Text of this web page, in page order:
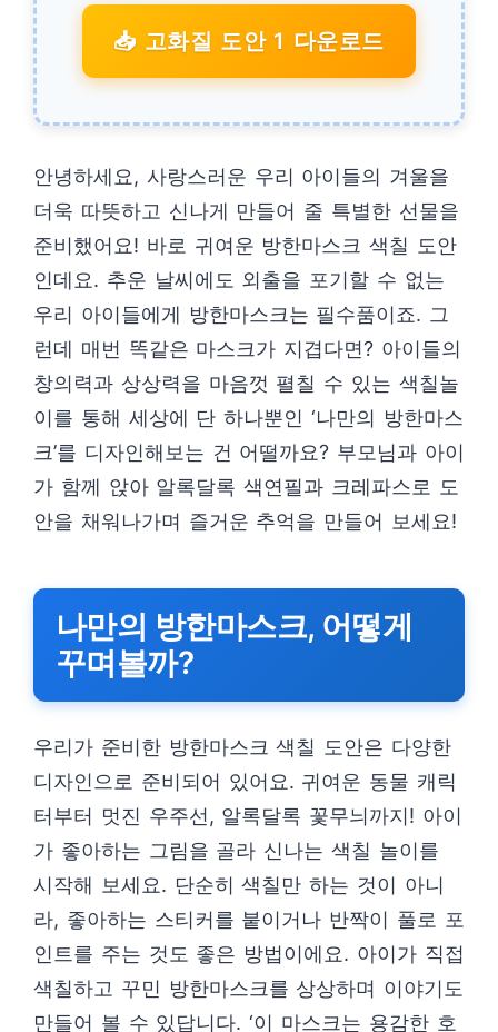
📥 고화질 도안 1 다운로드
안녕하세요, 사랑스러운 우리 아이들의 겨울을
더욱 따뜻하고 신나게 만들어 줄 특별한 선물을
준비했어요! 바로 귀여운 방한마스크 색칠 도안
인데요. 추운 날씨에도 외출을 포기할 수 없는
우리 아이들에게 방한마스크는 필수품이죠. 그
런데 매번 똑같은 마스크가 지겹다면? 아이들의
창의력과 상상력을 마음껏 펼칠 수 있는 색칠놀
이를 통해 세상에 단 하나뿐인 ‘나만의 방한마스
크’를 디자인해보는 건 어떨까요? 부모님과 아이
가 함께 앉아 알록달록 색연필과 크레파스로 도
안을 채워나가며 즐거운 추억을 만들어 보세요!
나만의 방한마스크, 어떻게
꾸며볼까?
우리가 준비한 방한마스크 색칠 도안은 다양한
디자인으로 준비되어 있어요. 귀여운 동물 캐릭
터부터 멋진 우주선, 알록달록 꽃무늬까지! 아이
가 좋아하는 그림을 골라 신나는 색칠 놀이를
시작해 보세요. 단순히 색칠만 하는 것이 아니
라, 좋아하는 스티커를 붙이거나 반짝이 풀로 포
인트를 주는 것도 좋은 방법이에요. 아이가 직접
색칠하고 꾸민 방한마스크를 상상하며 이야기도
만들어 볼 수 있답니다. ‘이 마스크는 용감한 호